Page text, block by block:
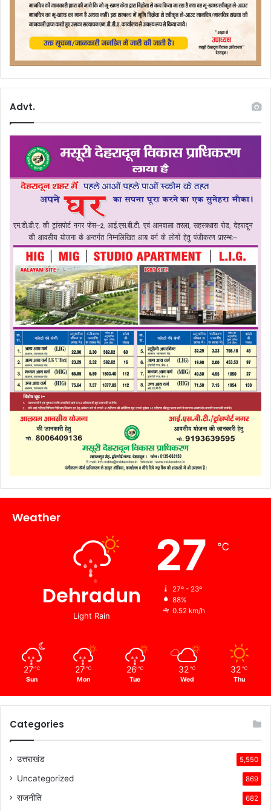
Advt.
Weather
Dehradun
Light Rain
27 ℃
27º - 23º
88%
0.52 km/h
27 ℃
Sun
27 ℃
Mon
26 ℃
Tue
32 ℃
Wed
32 ℃
Thu
Categories
उत्तराखंड 5,550
Uncategorized 869
राजनीति 682